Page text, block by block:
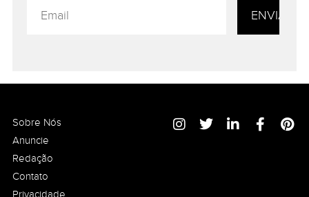
Sobre Nós
Anuncie
Redação
Contato
Privacidade